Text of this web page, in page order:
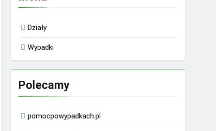
Działy
Wypadki
Polecamy
pomocpowypadkach.pl